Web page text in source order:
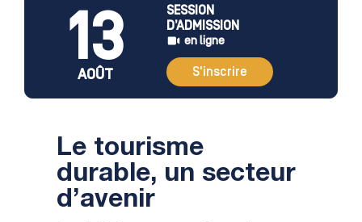
13
AOÛT
SESSION
D’ADMISSION
en ligne
S'inscrire
Le tourisme
durable, un secteur
d’avenir